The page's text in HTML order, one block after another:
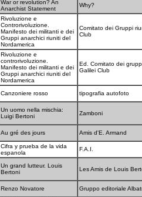
War or revolution? An
Anarchist Statement
Why?
Rivoluzione e
Controrivoluzione.
Manifesto dei militanti e dei
Gruppi anarchici riuniti del
Nordamerica
Comitato dei Gruppi
Club
Rivoluzione e
controrivoluzione.
Manifesto dei militanti e dei
Gruppi anarchici riuniti del
Nordamerica
Ed. Comitato dei
Galilei Club
Canzoniere rosso tipografia autofoto
Un uomo nella mischia:
Luigi Bertoni
Zamboni
Au gré des jours Amis d'E. Armand
Cifra y prueba de la vida
espanola
F.A.I.
Un grand lutteur. Louis
Bertoni
Les Amis de Louis
Renzo Novatore Gruppo editoriale